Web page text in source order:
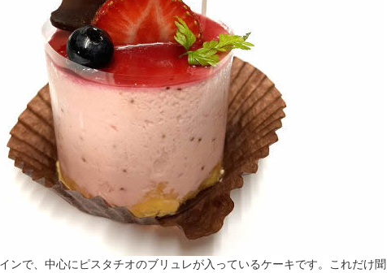
ンで、中心にピスタチオのブリュレが入っているケーキです。これだけ聞